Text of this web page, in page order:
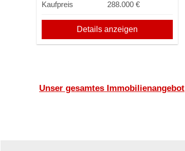
Kaufpreis
288.000 €
Details anzeigen
Unser gesamtes Immobilienangebot